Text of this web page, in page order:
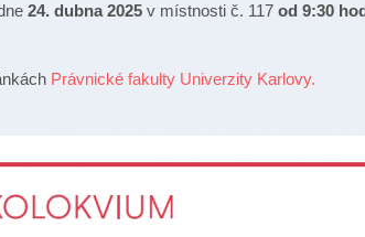
24. dubna 2025 v místnosti č. 117od 9:30
Právnické fakulty Univerzity Karlovy.